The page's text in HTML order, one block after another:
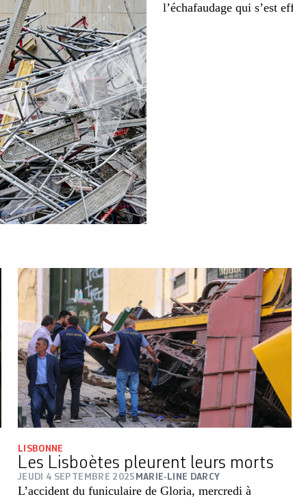
l’échafaudage qui s’est
LISBONNE
Les Lisboètes pleurent leurs morts
JEUDI 4 SEPTEMBRE 2025 MARIE-LINE DARCY
L’accident du funiculaire de Gloria, mercredi à